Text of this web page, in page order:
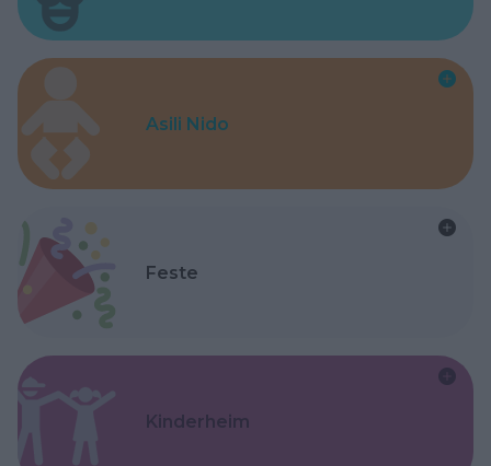
Asili Nido
Feste
Kinderheim